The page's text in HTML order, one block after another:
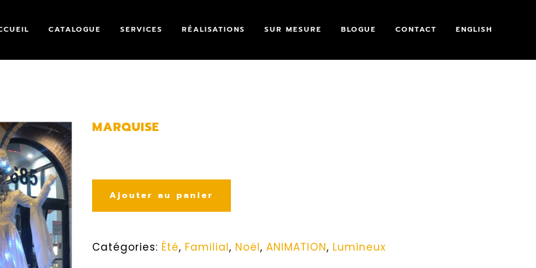
CATALOGUE SERVICES RÉALISATIONS SUR MESURE BLOGUE CONTACT ENGLISH
MARQUISE
Ajouter au panier
Catégories: Été, Familial, Noël, ANIMATION, Lumineux